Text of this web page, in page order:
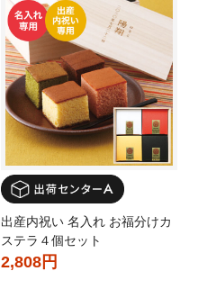
出産内祝い 名入れ お福分けカ
ステラ４個セット
2,808円